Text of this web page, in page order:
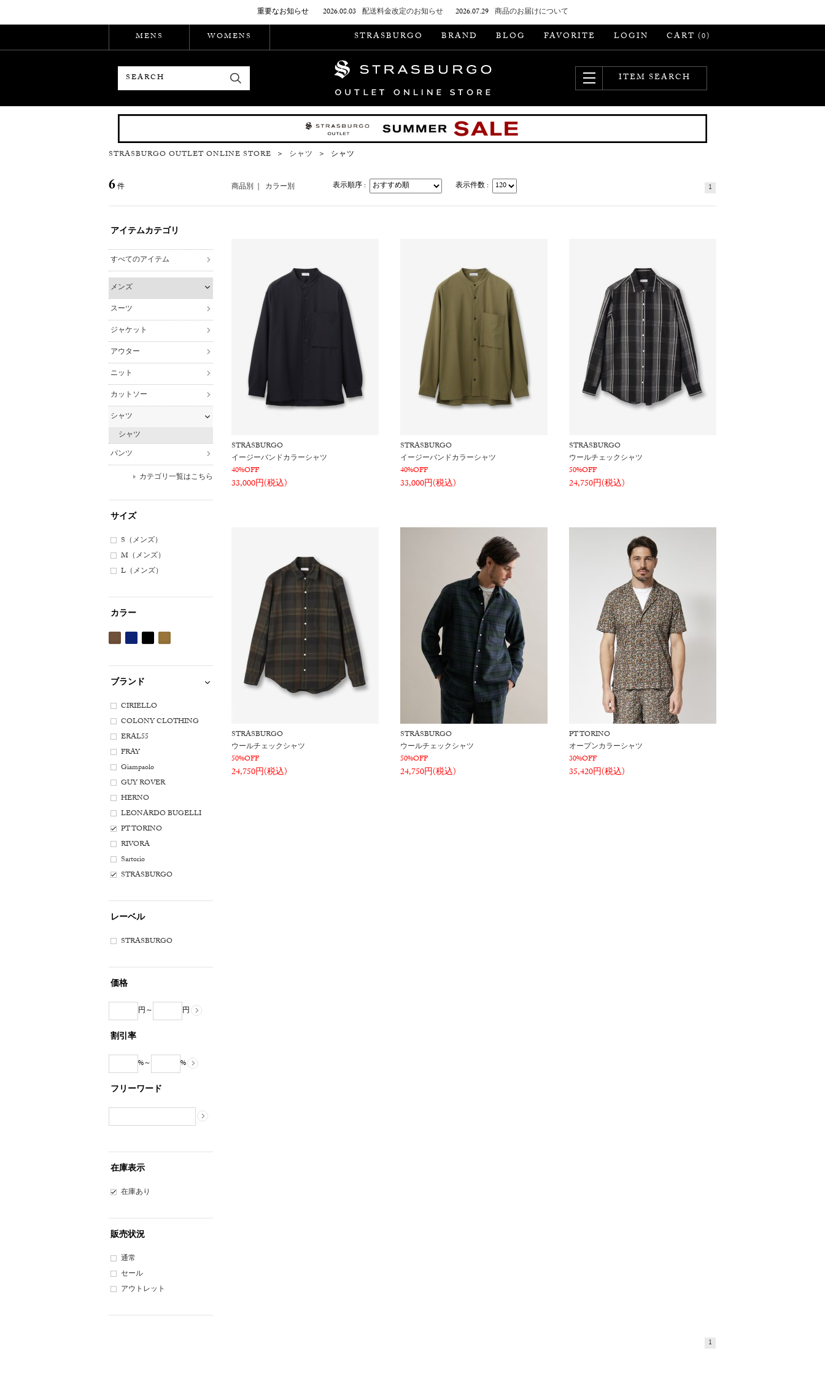
重要なお知らせ 2026.08.03 配送料金改定のお知らせ 2026.07.29 商品のお届けについて
MENS
WOMENS STRASBURGO BRAND BLOG FAVORITE LOGIN CART (0)
ITEM SEARCH
STRASBURGO OUTLET ONLINE STORE ＞ シャツ ＞ シャツ
6件 商品別 | カラー別 表示順序 : 表示件数 : 1
アイテムカテゴリ
すべてのアイテム
メンズ
スーツ
ジャケット
アウター
ニット
カットソー
シャツ
シャツ
パンツ
カテゴリ一覧はこちら
サイズ
S（メンズ）
M（メンズ）
L（メンズ）
カラー
ラ
ン
イ
ビ
ー
ラ
ッ
ー
ブランド
CIRIELLO
COLONY CLOTHING
ERAL55
FRAY
Giampaolo
GUY ROVER
HERNO
LEONARDO BUGELLI
PT TORINO
RIVORA
Sartorio
STRASBURGO
レーベル
STRASBURGO
価格
円～ 円
割引率
%～ %
フリーワード
在庫表示
在庫あり
販売状況
通常
セール
アウトレット
STRASBURGO
イージーバンドカラーシャツ
40%OFF
33,000円(税込)
STRASBURGO
イージーバンドカラーシャツ
40%OFF
33,000円(税込)
STRASBURGO
ウールチェックシャツ
50%OFF
24,750円(税込)
STRASBURGO
ウールチェックシャツ
50%OFF
24,750円(税込)
STRASBURGO
ウールチェックシャツ
50%OFF
24,750円(税込)
PT TORINO
オープンカラーシャツ
30%OFF
35,420円(税込)
1